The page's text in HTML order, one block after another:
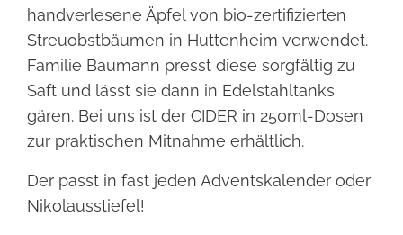
handverlesene Äpfel von bio-zertifizierten
Streuobstbäumen in Huttenheim verwendet.
Familie Baumann presst diese sorgfältig zu
Saft und lässt sie dann in Edelstahltanks
gären. Bei uns ist der CIDER in 250ml-Dosen
zur praktischen Mitnahme erhältlich.
Der passt in fast jeden Adventskalender oder
Nikolausstiefel!